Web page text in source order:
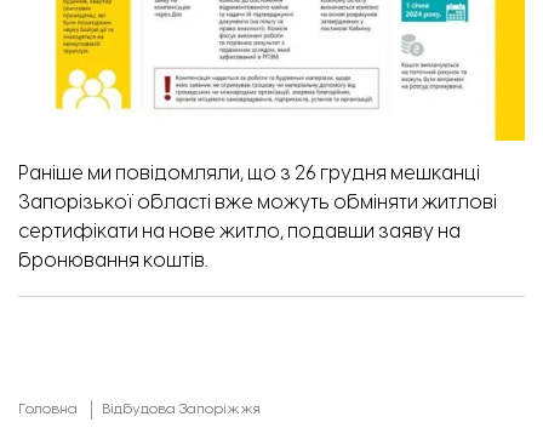
Раніше ми повідомляли, що з 26 грудня мешканці
Запорізької області вже можуть обміняти житлові
сертифікати на нове житло, подавши заяву на
бронювання коштів.
Головна Відбудова Запоріжжя